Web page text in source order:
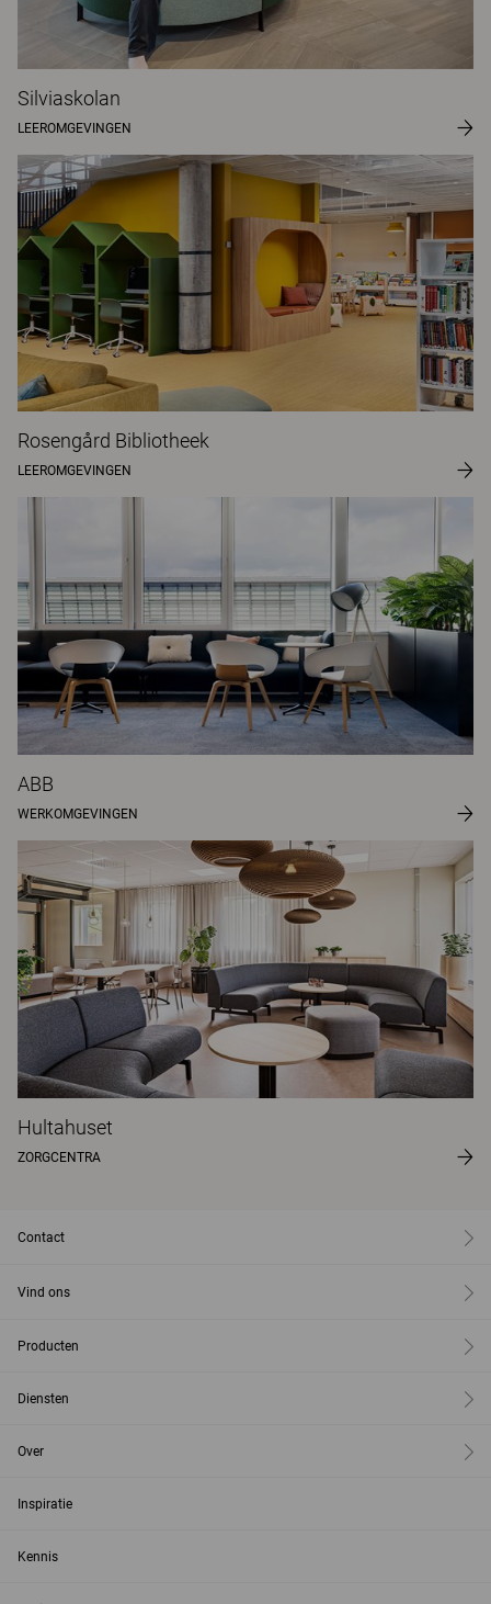
Silviaskolan
LEEROMGEVINGEN
Rosengård Bibliotheek
LEEROMGEVINGEN
ABB
WERKOMGEVINGEN
Hultahuset
ZORGCENTRA
Contact
Vind ons
Producten
Diensten
Over
Inspiratie
Kennis